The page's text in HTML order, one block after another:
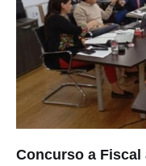
Concurso a